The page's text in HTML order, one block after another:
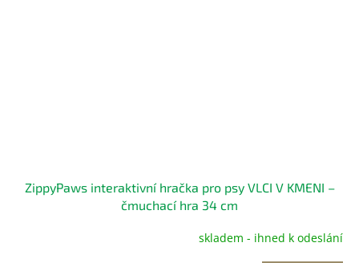
ZippyPaws interaktivní hračka pro psy VLCI V KMENI –
čmuchací hra 34 cm
skladem - ihned k odeslání